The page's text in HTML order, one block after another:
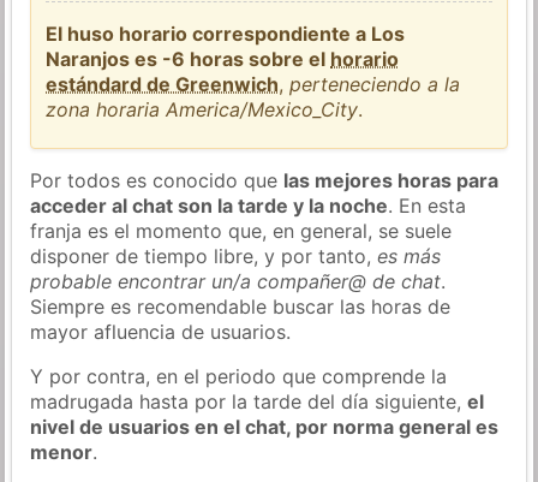
El huso horario correspondiente a Los
Naranjos es -6 horas sobre el horario
estándard de Greenwich,perteneciendo a la
zona horaria America/Mexico_City.
Por todos es conocido que las mejores horas para
acceder al chat son la tarde y la noche. En esta
franja es el momento que, en general, se suele
disponer de tiempo libre, y por tanto,es más
probable encontrar un/a compañer@ de chat.
Siempre es recomendable buscar las horas de
mayor afluencia de usuarios.
Y por contra, en el periodo que comprende la
madrugada hasta por la tarde del día siguiente,el
nivel de usuarios en el chat, por norma general es
menor.